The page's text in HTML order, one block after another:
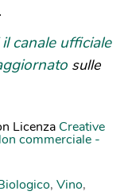
canale ufficiale
sulle
Licenza Creative
commerciale -
, Vino,